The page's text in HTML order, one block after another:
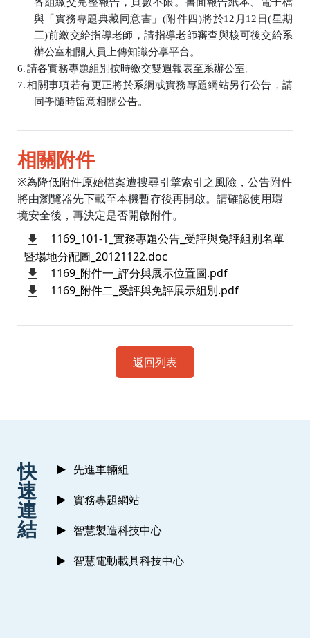
與「實務專題典藏同意書」 (附件四)將於12 月 12 日(星期
三)前繳交給指導老師，請指導老師審查與核可後交給系
辦公室相關人員上傳知識分享平台。
6.請各實務專題組別按時繳交雙週報表至系辦公室。
7. 相關事項若有更正將於系網或實務專題網站另行公告，請
同學隨時留意相關公告。
相關附件
※為降低附件原始檔案遭搜尋引擎索引之風險，公告附件
將由瀏覽器先下載至本機暫存後再開啟。請確認使用環
境安全後，再決定是否開啟附件。
1169_101-1_實務專題公告_受評與免評組別名單
暨場地分配圖_20121122.doc
1169_附件一_評分與展示位置圖.pdf
1169_附件二_受評與免評展示組別.pdf
返回列表
快
速
連
結
先進車輛組
實務專題網站
智慧製造科技中心
智慧電動載具科技中心